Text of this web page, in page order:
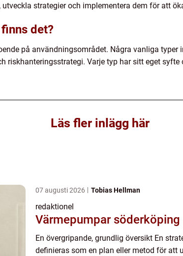
strategier och implementera dem för att
det?
på användningsområdet. Några vanliga typer
riskhanteringsstrategi. Varje typ har sitt eget
Läs fler inlägg här
07 augusti 2026 Tobias Hellman
redaktionel
Värmepumpar söderköping
En övergripande, grundlig översikt En
definieras som en plan eller metod för att